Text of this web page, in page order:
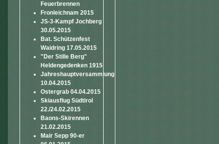
Feuerbrennen
Fronleichnam 2015
JS-3-Kampf Jochberg
30.05.2015
Bat. Schützenfest
Waidring 17.05.2015
"Der Stille Berg"
Heldengedenken 1915
Jahreshauptversammlung
10.04.2015
Ostergrab 04.04.2015
Skiausflug Südtirol
22./24.02.2015
Baons-Skirennen
21.02.2015
Mair Sepp 90-er